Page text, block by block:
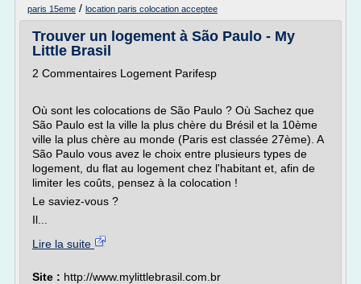
paris 15eme / location paris colocation acceptee
Trouver un logement à São Paulo - My
Little Brasil
2 Commentaires Logement Parifesp
Où sont les colocations de São Paulo ? Où Sachez que
São Paulo est la ville la plus chère du Brésil et la 10ème
ville la plus chère au monde (Paris est classée 27ème). A
São Paulo vous avez le choix entre plusieurs types de
logement, du flat au logement chez l'habitant et, afin de
limiter les coûts, pensez à la colocation !
Le saviez-vous ?
Il...
Lire la suite
Site : http://www.mylittlebrasil.com.br